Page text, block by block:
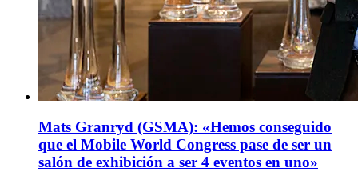
Mats Granryd (GSMA): «Hemos conseguido
que el Mobile World Congress pase de ser un
salón de exhibición a ser 4 eventos en uno»